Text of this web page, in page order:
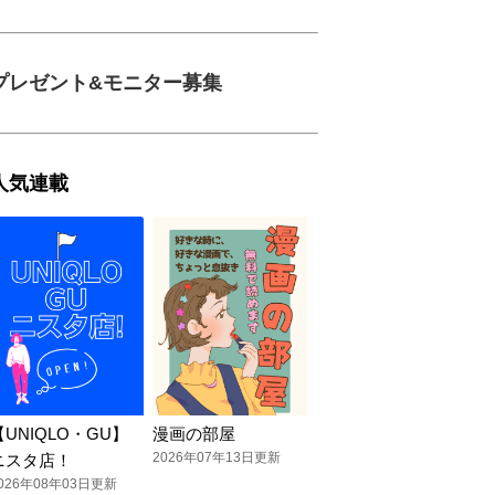
レゼント&モニター募集
気連載
UNIQLO・GU】
スタ店！
年08年03日更新
漫画の部屋
2026年07年13日更新